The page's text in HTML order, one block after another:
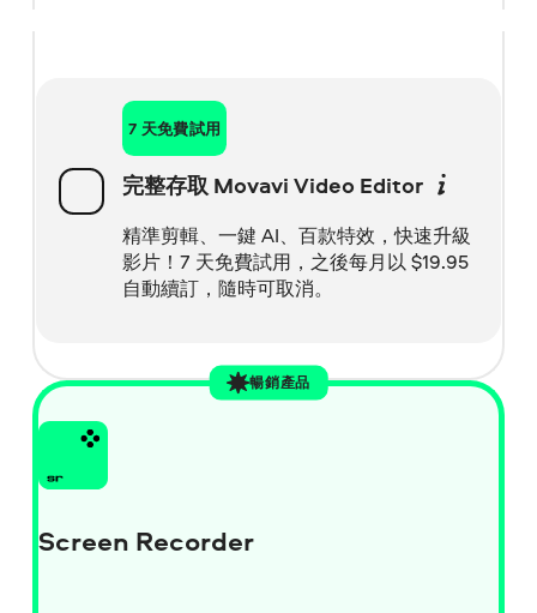
7 天免費試用
完整存取 Movavi Video Editor
精準剪輯、一鍵 AI、百款特效，快速升級
影片！7 天免費試用，之後每月以 $19.95
自動續訂，隨時可取消。
暢銷產品
Screen Recorder